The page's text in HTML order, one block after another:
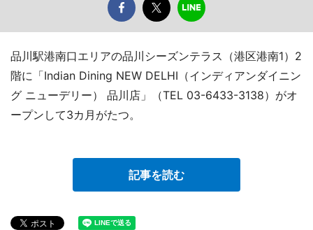
品川駅港南口エリアの品川シーズンテラス（港区港南1）2
階に「Indian Dining NEW DELHI（インディアンダイニン
グ ニューデリー） 品川店」（TEL 03-6433-3138）がオ
ープンして3カ月がたつ。
記事を読む